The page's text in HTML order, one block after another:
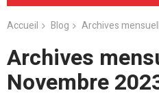
Accueil Blog Archives
Archives
Novembre